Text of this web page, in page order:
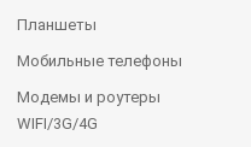
Планшеты
Мобильные телефоны
Модемы и роутеры
WIFI/3G/4G